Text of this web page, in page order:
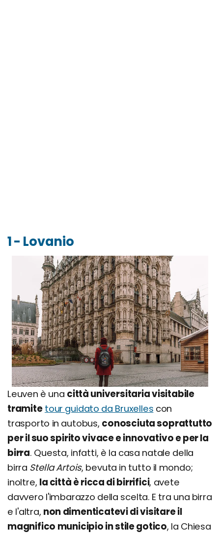
1 - Lovanio
Leuven è una città universitaria visitabile
tramite tour guidato da Bruxelles con
trasporto in autobus, conosciuta soprattutto
per il suo spirito vivace e innovativo e per la
birra. Questa, infatti, è la casa natale della
birra Stella Artois, bevuta in tutto il mondo;
inoltre, la città è ricca di birrifici, avete
davvero l'imbarazzo della scelta. E tra una birra
e l'altra, non dimenticatevi di visitare il
magnifico municipio in stile gotico, la Chiesa